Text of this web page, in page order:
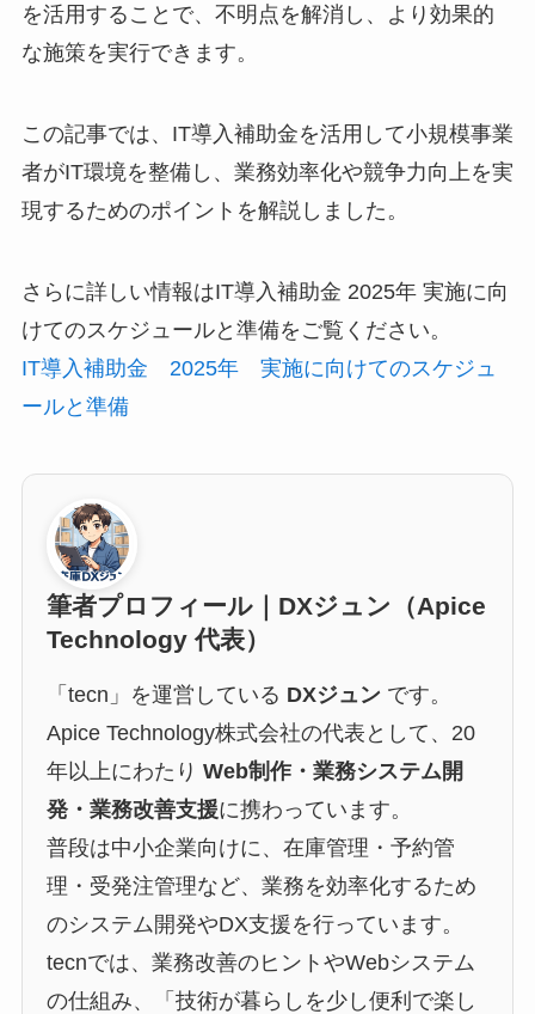
を活用することで、不明点を解消し、より効果的
な施策を実行できます。
この記事では、IT導入補助金を活用して小規模事業
者がIT環境を整備し、業務効率化や競争力向上を実
現するためのポイントを解説しました。
さらに詳しい情報はIT導入補助金 2025年 実施に向
けてのスケジュールと準備をご覧ください。
IT導入補助金 2025年 実施に向けてのスケジュ
ールと準備
筆者プロフィール｜DXジュン（Apice
Technology 代表）
「tecn」を運営している DXジュンです。
Apice Technology株式会社の代表として、20
年以上にわたり Web制作・業務システム開
発・業務改善支援に携わっています。
普段は中小企業向けに、在庫管理・予約管
理・受発注管理など、業務を効率化するため
のシステム開発やDX支援を行っています。
tecnでは、業務改善のヒントやWebシステム
の仕組み、「技術が暮らしを少し便利で楽し